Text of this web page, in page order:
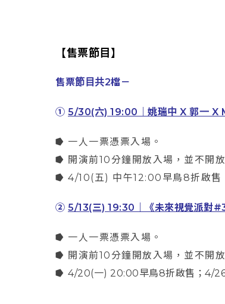
【售票節目】
售票節目共2檔－
① 5/30(六) 19:00｜姚瑞中 X 郭一
⭓ 一人一票憑票入場。
⭓ 開演前10分鐘開放入場，並不開
⭓ 4/10(五) 中午12:00早鳥8折啟售
② 5/13(三) 19:30｜《未來視覺派對#3
⭓ 一人一票憑票入場。
⭓ 開演前10分鐘開放入場，並不開
⭓ 4/20(一) 20:00早鳥8折啟售；4/